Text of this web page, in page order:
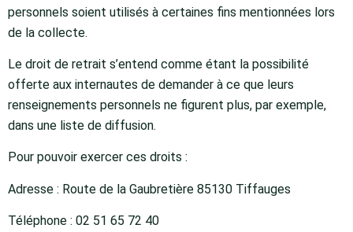
personnels soient utilisés à certaines fins mentionnées lors
de la collecte.
Le droit de retrait s’entend comme étant la possibilité
offerte aux internautes de demander à ce que leurs
renseignements personnels ne figurent plus, par exemple,
dans une liste de diffusion.
Pour pouvoir exercer ces droits :
Adresse : Route de la Gaubretière 85130 Tiffauges
Téléphone : 02 51 65 72 40